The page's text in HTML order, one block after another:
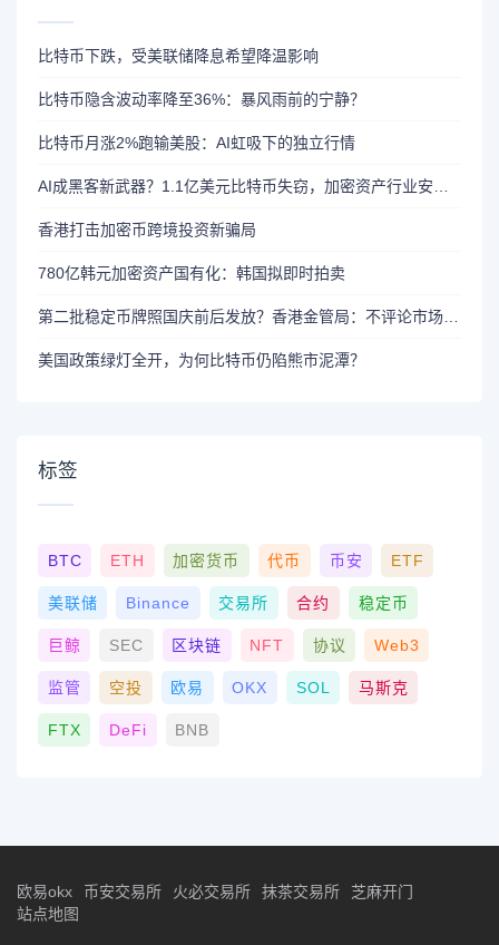
比特币下跌，受美联储降息希望降温影响
比特币隐含波动率降至36%：暴风雨前的宁静？
比特币月涨2%跑输美股：AI虹吸下的独立行情
香港打击加密币跨境投资新骗局
780亿韩元加密资产国有化：韩国拟即时拍卖
美国政策绿灯全开，为何比特币仍陷熊市泥潭？
标签
BTC ETH 加密货币 代币 币安 ETF
美联储 Binance 交易所 合约 稳定币
巨鲸 SEC 区块链 NFT 协议 Web3
监管 空投 欧易 OKX SOL 马斯克
FTX DeFi BNB
欧易okx 币安交易所 火必交易所 抹茶交易所
芝麻开门
站点地图